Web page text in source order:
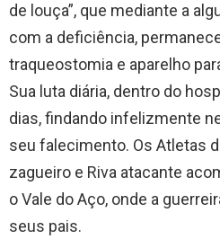
de louça”, que mediante a
com a deficiência,
traqueostomia e aparelho
Sua luta diária, dentro do
dias, findando infelizmente
seu falecimento. Os Atletas
zagueiro e Riva atacante
o Vale do Aço, onde a
seus pais.